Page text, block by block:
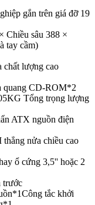
gắn trên giá đỡ 19
Chiều sâu 388 ×
tay cầm)
chất lượng cao
quang CD-ROM*2
Tổng trọng lượng
ATX nguồn điện
thẳng nửa chiều cao
ổ cứng 3,5'' hoặc 2
trước
tắc khởi